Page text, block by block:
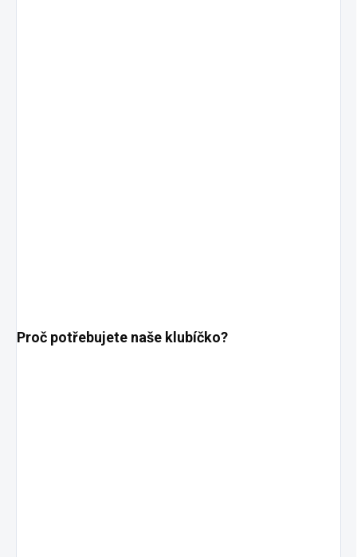
Proč potřebujete naše klubíčko?